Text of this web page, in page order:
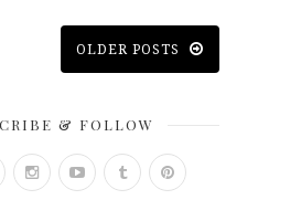
OLDER POSTS
& FOLLOW